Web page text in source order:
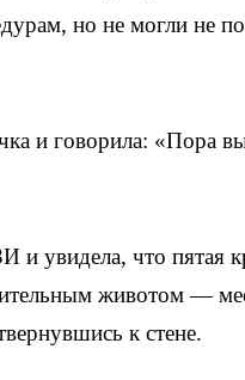
но не могли не
и говорила: «Пора
и увидела, что пятая
животом —
к стене.